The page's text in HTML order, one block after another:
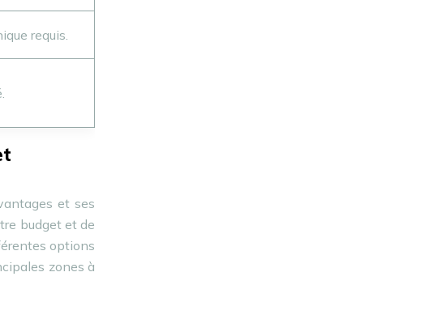
requis.
et ses
budget et de
options
zones à